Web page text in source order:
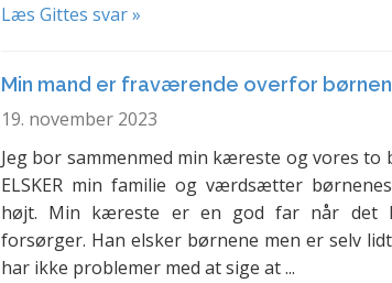
Læs Gittes svar »
Min mand er fraværende overfor
19. november 2023
Jeg bor sammenmed min kæreste og vores to
ELSKER min familie og værdsætter
højt. Min kæreste er en god far når det
forsørger. Han elsker børnene men er selv
har ikke problemer med at sige at ...